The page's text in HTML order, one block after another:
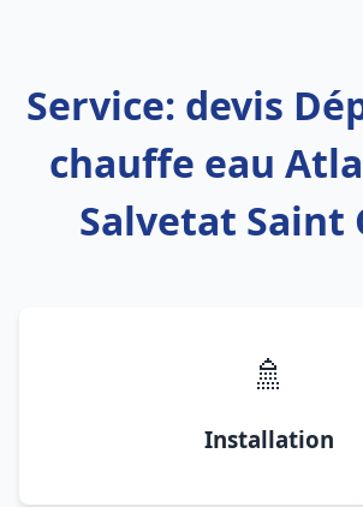
Service: devis
chauffe eau
Salvetat Saint
🚿
Installation